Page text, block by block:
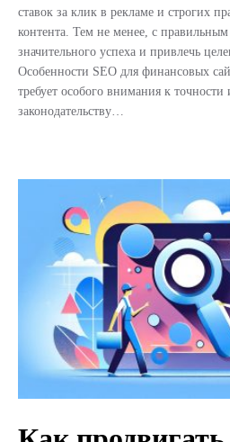
ставок за клик в рекламе и строгих
контента. Тем не менее, с
значительного успеха и привлечь
Особенности SEO для финансовых
требует особого внимания к
законодательству…